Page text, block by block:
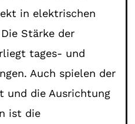
in elektrischen
Stärke der
tages- und
Auch spielen der
und die Ausrichtung
ist die